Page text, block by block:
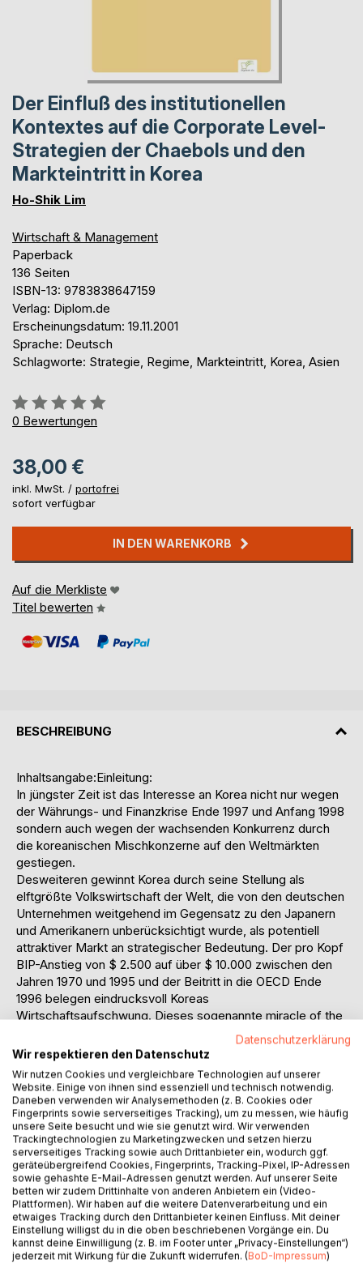
Der Einfluß des institutionellen
Kontextes auf die Corporate Level-
Strategien der Chaebols und den
Markteintritt in Korea
Ho-Shik Lim
Wirtschaft & Management
Paperback
136 Seiten
ISBN-13: 9783838647159
Verlag: Diplom.de
Erscheinungsdatum: 19.11.2001
Sprache: Deutsch
Schlagworte: Strategie, Regime, Markteintritt, Korea, Asien
Bewertung::
0%
0 Bewertungen
38,00 €
inkl. MwSt. / portofrei
sofort verfügbar
IN DEN WARENKORB
Auf die Merkliste
Titel bewerten
BESCHREIBUNG
Inhaltsangabe:Einleitung:
In jüngster Zeit ist das Interesse an Korea nicht nur wegen
der Währungs- und Finanzkrise Ende 1997 und Anfang 1998
sondern auch wegen der wachsenden Konkurrenz durch
die koreanischen Mischkonzerne auf den Weltmärkten
gestiegen.
Desweiteren gewinnt Korea durch seine Stellung als
elftgrößte Volkswirtschaft der Welt, die von den deutschen
Unternehmen weitgehend im Gegensatz zu den Japanern
und Amerikanern unberücksichtigt wurde, als potentiell
attraktiver Markt an strategischer Bedeutung. Der pro Kopf
BIP-Anstieg von $ 2.500 auf über $ 10.000 zwischen den
Jahren 1970 und 1995 und der Beitritt in die OECD Ende
1996 belegen eindrucksvoll Koreas
Wirtschaftsaufschwung. Dieses sogenannte miracle of the
Han River hat in der wissenschaftlichen Literatur unter
makroökonomischen und wirtschaftspolitischen
Gesichtspunkten ein starkes Interesse gefunden.
Ein besonderes Merkmal der koreanischen Wirtschaft sind
die koreanischen Konglomerate, die sog. Chaebols.
Bezüglich der Analyse der Strategien der Chaebols besteht
weiterhin ein großer Erklärungsbedarf, obwohl der Umsatz
der Top 5 bzw. Top 30 Mischkonzerne 54,1 % bzw. 80 %
des koreanischen BIPs entspricht. Unter dem Begriff des
Chaebols, das wörtlich übersetzt Vermögens-Clique heißt,
wird in dieser Arbeit eine sich im Familienbesitz befindende
stark diversifizierte Unternehmung verstanden.
Der Fokus der Betrachtung liegt auf den gemessen am
Umsatz oder an der Bilanzsumme 30 oder 50 größten
Datenschutzerklärung
Wir respektieren den Datenschutz
Wir nutzen Cookies und vergleichbare Technologien auf unserer
Website. Einige von ihnen sind essenziell und technisch notwendig.
Daneben verwenden wir Analysemethoden (z. B. Cookies oder
Fingerprints sowie serverseitiges Tracking), um zu messen, wie häufig
unsere Seite besucht und wie sie genutzt wird. Wir verwenden
Trackingtechnologien zu Marketingzwecken und setzen hierzu
serverseitiges Tracking sowie auch Drittanbieter ein, wodurch ggf.
geräteübergreifend Cookies, Fingerprints, Tracking-Pixel, IP-Adressen
sowie gehashte E-Mail-Adressen genutzt werden. Auf unserer Seite
betten wir zudem Drittinhalte von anderen Anbietern ein (Video-
Plattformen). Wir haben auf die weitere Datenverarbeitung und ein
etwaiges Tracking durch den Drittanbieter keinen Einfluss. Mit deiner
Einstellung willigst du in die oben beschriebenen Vorgänge ein. Du
kannst deine Einwilligung (z. B. im Footer unter „Privacy-Einstellungen“)
jederzeit mit Wirkung für die Zukunft widerrufen. (BoD-Impressum)